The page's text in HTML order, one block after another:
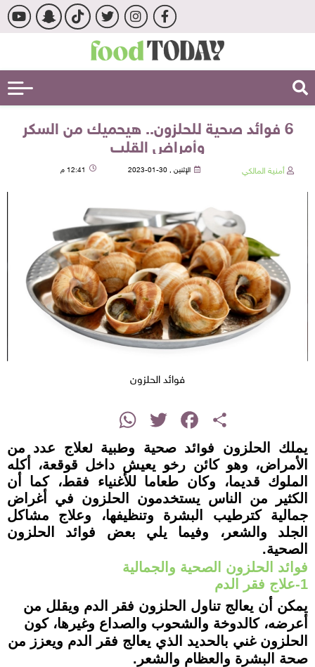
6 فوائد صحية للحلزون.. هيحميك من السكر
وأمراض القلب
أمنية المالكي الإثنين , 30-01-2023 12:41 م
فوائد الحلزون
Share
Facebook
Twitter
WhatsApp
يملك الحلزون فوائد صحية وطبية لعلاج عدد من
الأمراض، وهو كائن رخو يعيش داخل قوقعة، أكله
الملوك قديما، وكان طعاما للأغنياء فقط، كما أن
الكثير من الناس يستخدمون الحلزون في أغراض
جمالية كترطيب البشرة وتنظيفها، وعلاج مشاكل
الجلد والشعر، وفيما يلي بعض فوائد الحلزون
الصحية.
فوائد الحلزون الصحية والجمالية
1-علاج فقر الدم
يمكن أن يعالج تناول الحلزون فقر الدم ويقلل من
أعرضه، كالدوخة والشحوب والصداع وغيرها، كون
الحلزون غني بالحديد الذي يعالج فقر الدم ويعزز من
صحة البشرة والعظام والشعر.